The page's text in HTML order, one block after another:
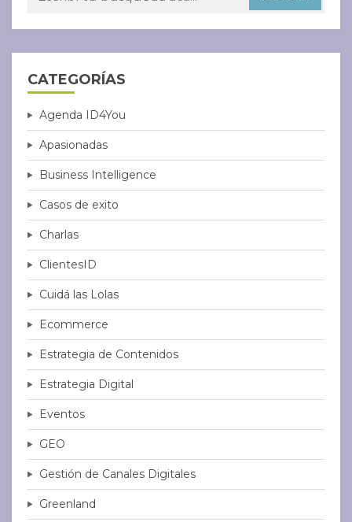
CATEGORÍAS
Agenda ID4You
Apasionadas
Business Intelligence
Casos de exito
Charlas
ClientesID
Cuidá las Lolas
Ecommerce
Estrategia de Contenidos
Estrategia Digital
Eventos
GEO
Gestión de Canales Digitales
Greenland